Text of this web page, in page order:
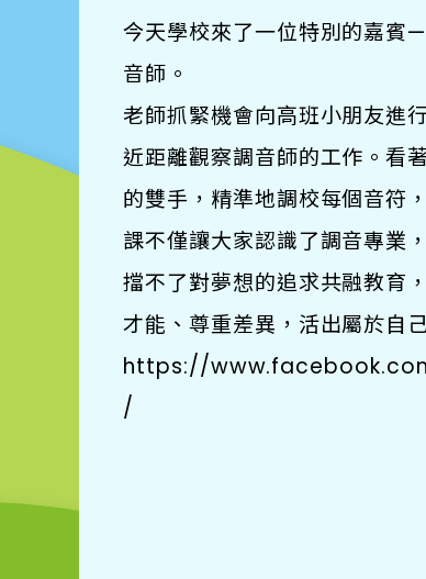
今天學校來了一位特別的嘉賓
音師。
老師抓緊機會向高班小朋友進
近距離觀察調音師的工作。看
的雙手，精準地調校每個音符
課不僅讓大家認識了調音專業
擋不了對夢想的追求共融教育
才能、尊重差異，活出屬於自
https://
/